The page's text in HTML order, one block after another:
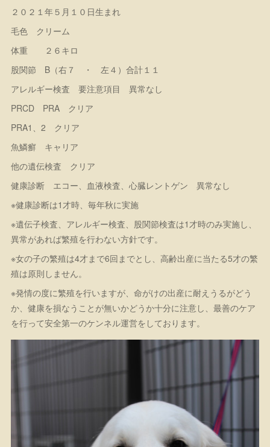
２０２１年５月１０日生まれ
毛色 クリーム
体重 ２６キロ
股関節 B（右７ ・ 左４）合計１１
アレルギー検査 要注意項目 異常なし
PRCD PRA クリア
PRA1、2 クリア
魚鱗癬 キャリア
他の遺伝検査 クリア
健康診断 エコー、血液検査、心臓レントゲン 異常なし
※健康診断は1才時、毎年秋に実施
※遺伝子検査、アレルギー検査、股関節検査は1才時のみ実施し、
異常があれば繁殖を行わない方針です。
※女の子の繁殖は4才まで6回までとし、高齢出産に当たる5才の繁
殖は原則しません。
※発情の度に繁殖を行いますが、命がけの出産に耐えうるがどう
か、健康を損なうことが無いかどうか十分に注意し、最善のケア
を行って安全第一のケンネル運営をしております。